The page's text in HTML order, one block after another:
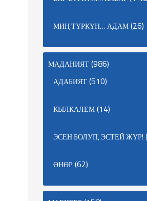
МИҢ ТҮРКҮН… АДАМ(26)
МАДАНИЯТ(986)
АДАБИЯТ(510)
КЫЛКАЛЕМ(14)
ЭСЕН БОЛУП, ЭСТЕЙ ЖҮР!
ӨНӨР(62)